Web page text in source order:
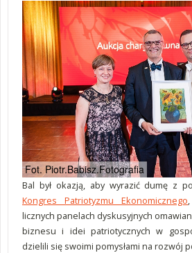
Fot. Piotr.Babisz.Fotografia
Bal był okazją, aby wyrazić dumę z
Kongres Patriotyzmu Ekonomicznego
licznych panelach dyskusyjnych
biznesu i idei patriotycznych w
dzielili się swoimi pomysłami na rozwój